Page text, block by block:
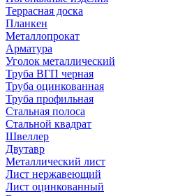
Террасная доска
Планкен
Металлопрокат
Арматура
Уголок металлический
Труба ВГП черная
Труба оцинкованная
Труба профильная
Стальная полоса
Стальной квадрат
Швеллер
Двутавр
Металлический лист
Лист нержавеющий
Лист оцинкованный